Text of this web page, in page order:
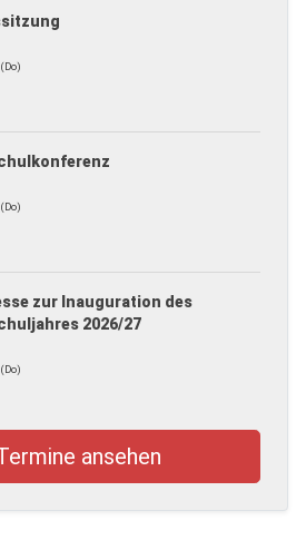
zur Inauguration des
2026/27
ansehen